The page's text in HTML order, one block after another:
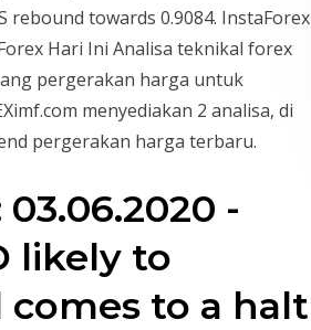
rebound towards 0.9084. InstaForex
Hari Ini Analisa teknikal forex
pergerakan harga untuk
menyediakan 2 analisa, di
pergerakan harga terbaru.
-
likely to
to a halt